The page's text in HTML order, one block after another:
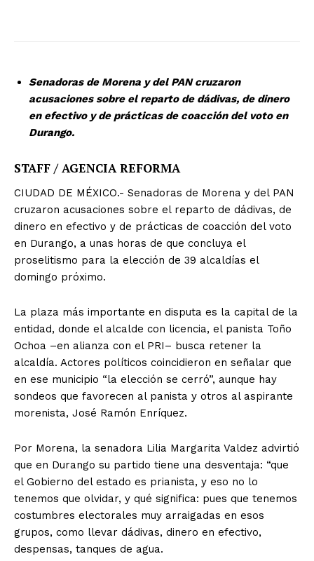
Senadoras de Morena y del PAN cruzaron
acusaciones sobre el reparto de dádivas, de dinero
en efectivo y de prácticas de coacción del voto en
Durango.
STAFF / AGENCIA REFORMA
CIUDAD DE MÉXICO.- Senadoras de Morena y del PAN
cruzaron acusaciones sobre el reparto de dádivas, de
dinero en efectivo y de prácticas de coacción del voto
en Durango, a unas horas de que concluya el
proselitismo para la elección de 39 alcaldías el
domingo próximo.
La plaza más importante en disputa es la capital de la
entidad, donde el alcalde con licencia, el panista Toño
Ochoa –en alianza con el PRI– busca retener la
alcaldía. Actores políticos coincidieron en señalar que
en ese municipio “la elección se cerró”, aunque hay
sondeos que favorecen al panista y otros al aspirante
morenista, José Ramón Enríquez.
Por Morena, la senadora Lilia Margarita Valdez advirtió
que en Durango su partido tiene una desventaja: “que
el Gobierno del estado es prianista, y eso no lo
tenemos que olvidar, y qué significa: pues que tenemos
costumbres electorales muy arraigadas en esos
grupos, como llevar dádivas, dinero en efectivo,
despensas, tanques de agua.